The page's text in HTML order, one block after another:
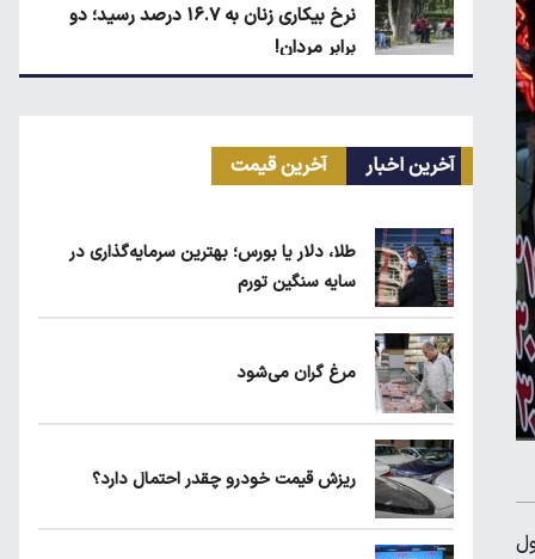
نرخ بیکاری زنان به ۱۶.۷ درصد رسید؛ دو
برابر مردان!
فهرست مشاغل سخت حذف می‌شوند؟
دارد؟
عدالت چیست؟
۲
آخرین اخبار آخرین قیمت
طلا، دلار یا بورس؛ بهترین سرمایه‌گذاری در
سایه سنگین تورم
مرغ گران می‌شود
ریزش قیمت خودرو چقدر احتمال دارد؟